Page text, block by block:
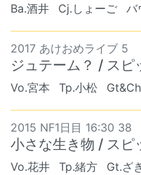
Ba.酒井
Cj.しょーご バ
2017 あけおめライブ 5
ジュテーム？ / スピ
Vo.宮本 Tp.小松
2015 NF1日目 16:30 38
小さな生き物 / スピ
Vo.花井 Tp.緒方 Gt.ざ